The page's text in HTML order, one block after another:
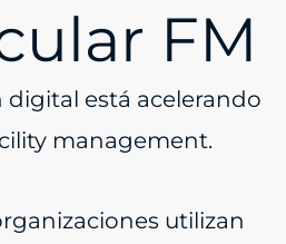
FM
está acelerando
management.
utilizan